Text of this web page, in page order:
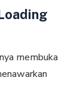
membuka